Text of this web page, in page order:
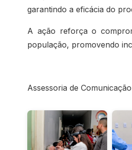
garantindo a eficácia do
A ação reforça o
população, promovendo
Assessoria de Comunicação